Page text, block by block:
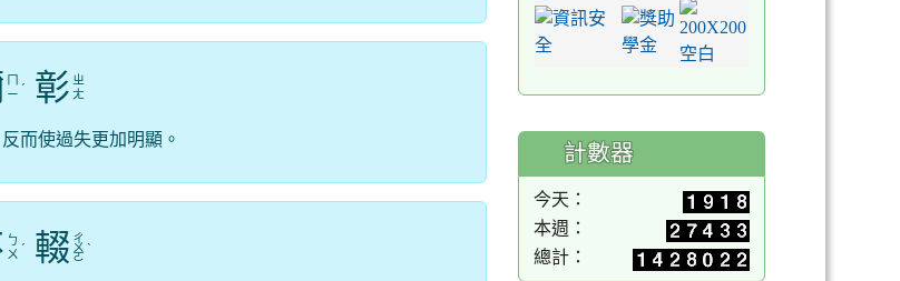
ㄇ
ㄧ ˊ 彰 ㄓ
ㄤ
而使過失更加明顯。
ㄅ
ㄨ ˊ 輟 ㄔ
ㄨ
ㄛ
ˋ
計數器
今天：
本週：
總計：